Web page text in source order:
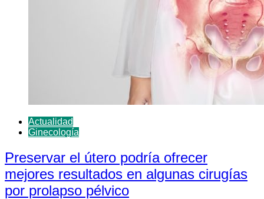
Actualidad
Ginecología
Preservar el útero podría ofrecer
mejores resultados en algunas cirugías
por prolapso pélvico